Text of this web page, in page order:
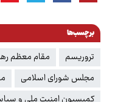
برچسب‌ها
تروریسم مقام معظم
مجلس شورای اسلامی